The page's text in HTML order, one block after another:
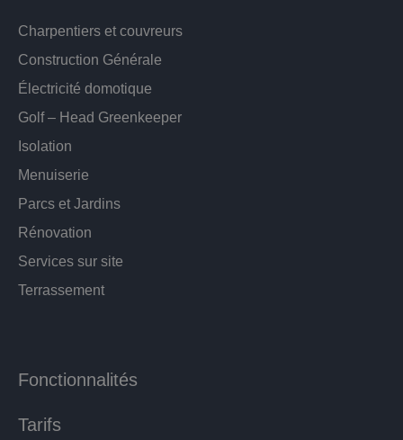
Charpentiers et couvreurs
Construction Générale
Électricité domotique
Golf – Head Greenkeeper
Isolation
Menuiserie
Parcs et Jardins
Rénovation
Services sur site
Terrassement
Fonctionnalités
Tarifs